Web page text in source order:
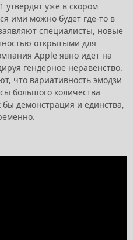
утвердят уже в скором
ими можно будет где-то в
специалисты, новые
открытыми для
Apple явно идет на
гендерное неравенство.
что вариативность эмодзи
большого количества
бы демонстрация и единства,